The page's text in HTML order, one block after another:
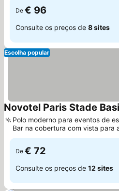
De € 96
Consulte os preços de 8 sites
Escolha popular
Novotel Paris Stade
Polo moderno para eventos de
Bar na cobertura com vista para
Eiffel
De € 72
Consulte os preços de 12 sites